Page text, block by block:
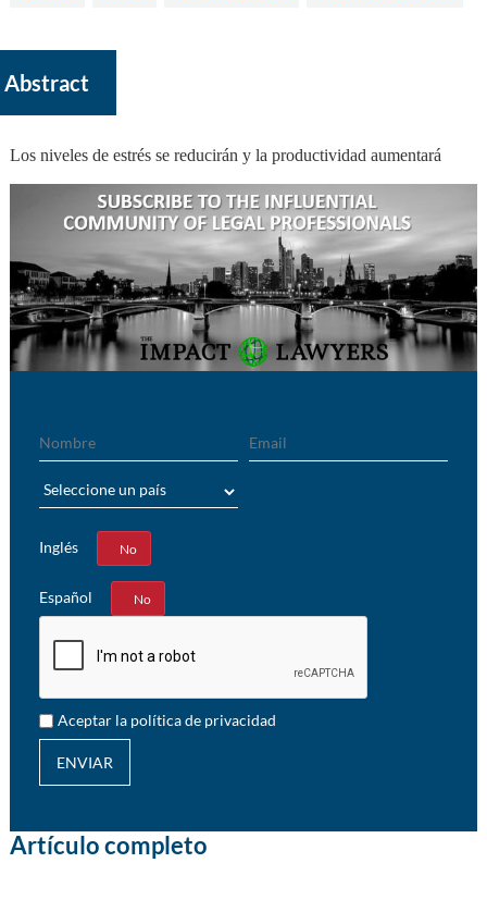
Abstract
Los niveles de estrés se reducirán y la productividad aumentará
Inglés
Sí No
Español
Sí No
Aceptar la política de privacidad
ENVIAR
Artículo completo